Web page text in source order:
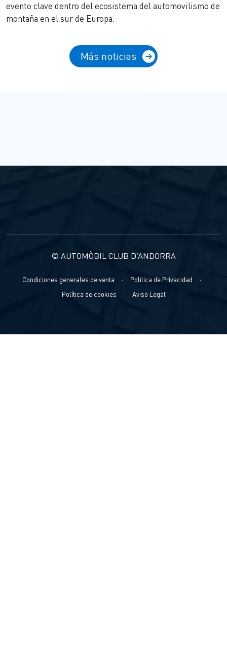
evento clave dentro del ecosistema del automovilismo de
montaña en el sur de Europa.
Más noticias
© AUTOMÒBIL CLUB D’ANDORRA
Condiciones generales de venta · Política de Privacidad
·
Política de cookies
· Aviso Legal